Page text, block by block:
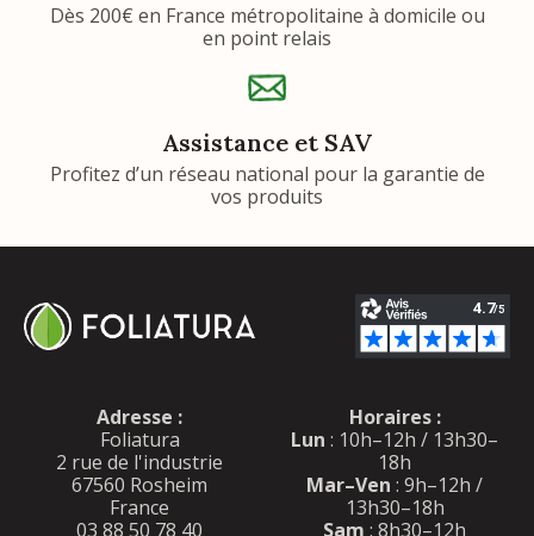
Dès 200€ en France métropolitaine à domicile ou
en point relais
Assistance et SAV
Profitez d’un réseau national pour la garantie de
vos produits
Adresse :
Foliatura
2 rue de l'industrie
67560 Rosheim
France
03 88 50 78 40
Horaires :
Lun : 10h–12h / 13h30–
18h
Mar–Ven : 9h–12h /
13h30–18h
Sam : 8h30–12h